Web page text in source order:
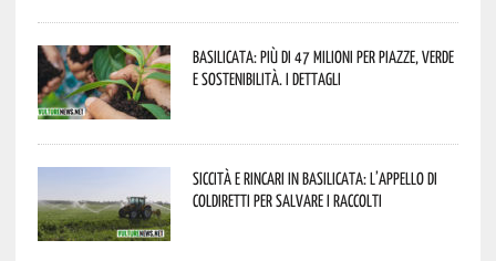
Basilicata: più di 47 milioni per piazze, verde
e sostenibilità. I dettagli
Siccità e rincari in Basilicata: l’appello di
Coldiretti per salvare i raccolti